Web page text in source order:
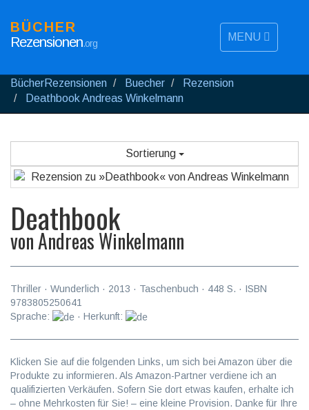
MENU
BÜCHER
Rezensionen.org
BücherRezensionen Buecher
Rezension
Deathbook Andreas Winkelmann
Sortierung
Deathbook
vonAndreas Winkelmann
Thriller · Wunderlich · 2013 · Taschenbuch · 448 S. · ISBN
9783805250641
Sprache:
· Herkunft:
Klicken Sie auf die folgenden Links, um sich bei Amazon über die
Produkte zu informieren. Als Amazon-Partner verdiene ich an
qualifizierten Verkäufen. Sofern Sie dort etwas kaufen, erhalte ich
– ohne Mehrkosten für Sie! – eine kleine Provision. Danke für Ihre